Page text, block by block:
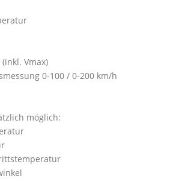
Vmax)
0-100 / 0-200 km/h
möglich: